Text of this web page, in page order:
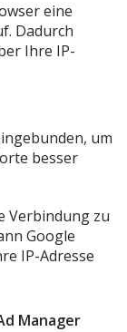
eine
Dadurch
Ihre IP-
um
besser
Verbindung zu
Google
IP-Adresse
Manager